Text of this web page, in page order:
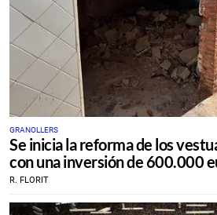
GRANOLLERS
Se inicia la reforma de los
con una inversión de 600.000
R. FLORIT